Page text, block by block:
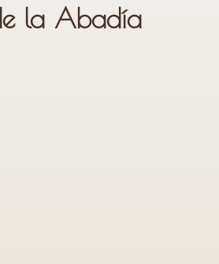
la Abadía